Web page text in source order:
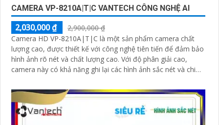
CAMERA VP-8210A|T|C VANTECH CÔNG NGHỆ AI
2,030,000 ₫
2,900,000 ₫
Camera HD VP-8210A|T|C là một sản phẩm camera chất
lượng cao, được thiết kế với công nghệ tiên tiến để đảm bảo
hình ảnh rõ nét và chất lượng cao. Với độ phân giải cao,
camera này có khả năng ghi lại các hình ảnh sắc nét và chi